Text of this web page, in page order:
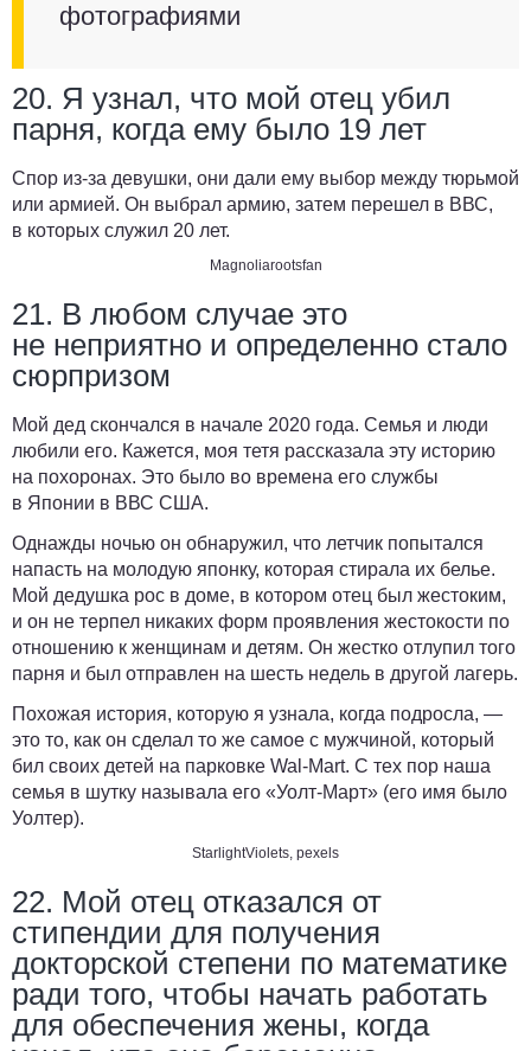
фотографиями
20. Я узнал, что мой отец убил
парня, когда ему было 19 лет
Спор из-за девушки, они дали ему выбор между тюрьмой
или армией. Он выбрал армию, затем перешел в ВВС,
в которых служил 20 лет.
Magnoliarootsfan
21. В любом случае это
не неприятно и определенно стало
сюрпризом
Мой дед скончался в начале 2020 года. Семья и люди
любили его. Кажется, моя тетя рассказала эту историю
на похоронах. Это было во времена его службы
в Японии в ВВС США.
Однажды ночью он обнаружил, что летчик попытался
напасть на молодую японку, которая стирала их белье.
Мой дедушка рос в доме, в котором отец был жестоким,
и он не терпел никаких форм проявления жестокости по
отношению к женщинам и детям. Он жестко отлупил того
парня и был отправлен на шесть недель в другой лагерь.
Похожая история, которую я узнала, когда подросла, —
это то, как он сделал то же самое с мужчиной, который
бил своих детей на парковке Wal-Mart. С тех пор наша
семья в шутку называла его «Уолт-Март» (его имя было
Уолтер).
StarlightViolets, pexels
22. Мой отец отказался от
стипендии для получения
докторской степени по математике
ради того, чтобы начать работать
для обеспечения жены, когда